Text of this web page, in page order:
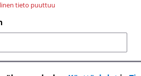
tieto puuttuu